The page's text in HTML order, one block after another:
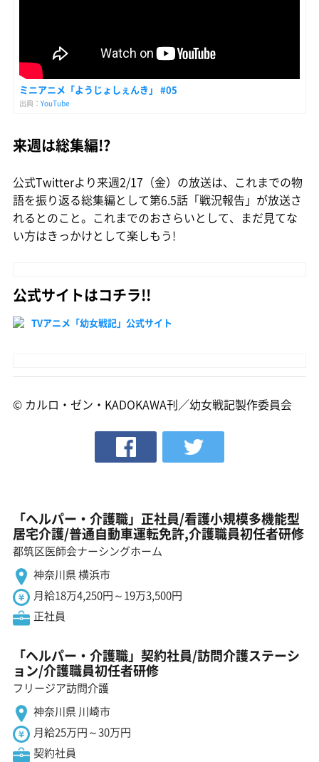
ミニアニメ「ようじょしぇんき」 #05
出典： YouTube
来週は総集編!?
公式Twitterより来週2/17（金）の放送は、これまでの物
語を振り返る総集編として第6.5話「戦況報告」が放送さ
れるとのこと。これまでのおさらいとして、まだ見てな
い方はきっかけとして楽しもう!
公式サイトはコチラ!!
TVアニメ「幼女戦記」公式サイト
© カルロ・ゼン・KADOKAWA刊／幼女戦記製作委員会
「ヘルパー・介護職」正社員/看護小規模多機能型
居宅介護/普通自動車運転免許,介護職員初任者研修
都筑区医師会ナーシングホーム
神奈川県 横浜市
月給18万4,250円～19万3,500円
正社員
「ヘルパー・介護職」契約社員/訪問介護ステーシ
ョン/介護職員初任者研修
フリージア訪問介護
神奈川県 川崎市
月給25万円～30万円
契約社員